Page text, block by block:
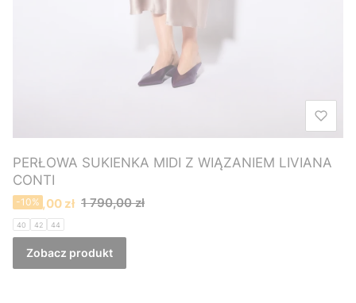
PERŁOWA SUKIENKA MIDI Z WIĄZANIEM LIVIANA
CONTI
Cena promocyjna
1 610,00 zł 1 790,00 zł
-10%
40 42 44
Zobacz produkt